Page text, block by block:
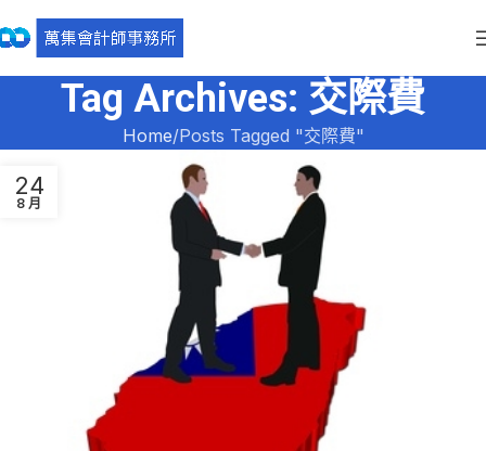
Tag Archives: 交際費
Home Posts Tagged "交際費"
24
8 月